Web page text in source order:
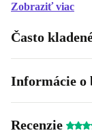
Zobraziť viac
Často
Informácie o
Recenzie